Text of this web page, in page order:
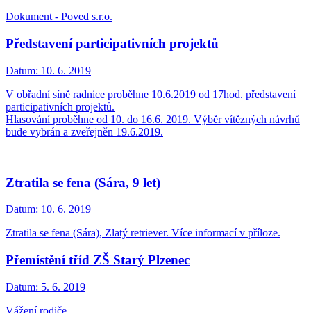
Dokument - Poved s.r.o.
Představení participativních projektů
Datum: 10. 6. 2019
V obřadní síně radnice proběhne 10.6.2019 od 17hod. představení
participativních projektů.
Hlasování proběhne od 10. do 16.6. 2019. Výběr vítězných návrhů
bude vybrán a zveřejněn 19.6.2019.
Ztratila se fena (Sára, 9 let)
Datum: 10. 6. 2019
Ztratila se fena (Sára), Zlatý retriever. Více informací v příloze.
Přemístění tříd ZŠ Starý Plzenec
Datum: 5. 6. 2019
Vážení rodiče,